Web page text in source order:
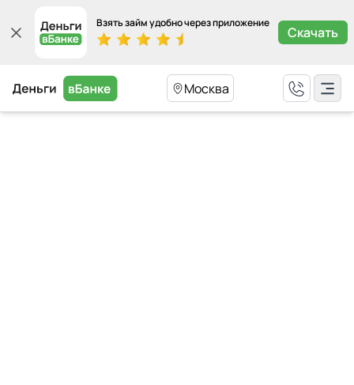
Взять займ удобно через приложение
Скачать
Москва